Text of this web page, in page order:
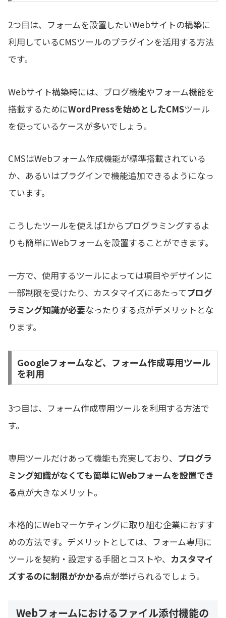
2つ目は、フォームを設置したいWebサイトの構築に
利用しているCMSツールのプラグインを活用する方法
です。
Webサイト構築時には、ブログ機能やフォーム機能を
搭載するためにWordPressを始めとしたCMSツール
を使っているケースが多いでしょう。
CMSはWebフォーム作成機能が標準搭載されている
か、あるいはプラグインで機能追加できるようになっ
ています。
こうしたツールを使えば1からプログラミングするよ
りも簡単にWebフォームを設置することができます。
一方で、使用するツールによっては項目やデザインに
一部制限を受けたり、カスタマイズにあたってプログ
ラミング知識が必要なったりする点がデメリットとな
ります。
Googleフォームなど、フォーム作成専用ツール
を利用
3つ目は、フォーム作成専用ツールを利用する方法で
す。
専用ツールだけあって機能も充実しており、 プログラ
ミング知識がなくても簡単にWebフォームを設置でき
る点が大きなメリット。
本格的にWebマーケティングに取り組む企業におすす
めの方法です。デメリットとしては、フォーム専用に
ツールを契約・設定する手間とコストや、 カスタマイ
ズするのに制限がかかる点が挙げられるでしょう。
Webフォームにおけるファイル添付機能の